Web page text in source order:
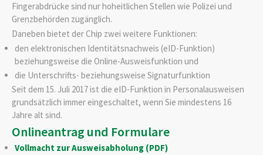
Fingerabdrücke sind nur hoheitlichen Stellen wie Polizei und
Grenzbehörden zugänglich.
Daneben bietet der Chip zwei weitere Funktionen:
den elektronischen Identitätsnachweis (eID-Funktion)
beziehungsweise die Online-Ausweisfunktion und
die Unterschrifts- beziehungsweise Signaturfunktion
Seit dem 15. Juli 2017 ist die eID-Funktion in Personalausweisen
grundsätzlich immer eingeschaltet, wenn Sie mindestens 16
Jahre alt sind.
Onlineantrag und Formulare
Vollmacht zur Ausweisabholung (PDF)